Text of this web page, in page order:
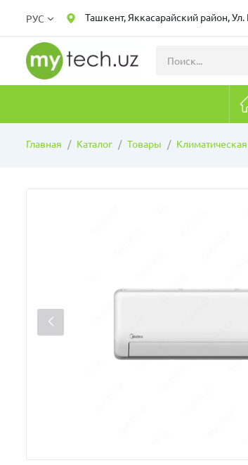
РУС Ташкент, Яккасарайский район,
Главная Каталог Товары